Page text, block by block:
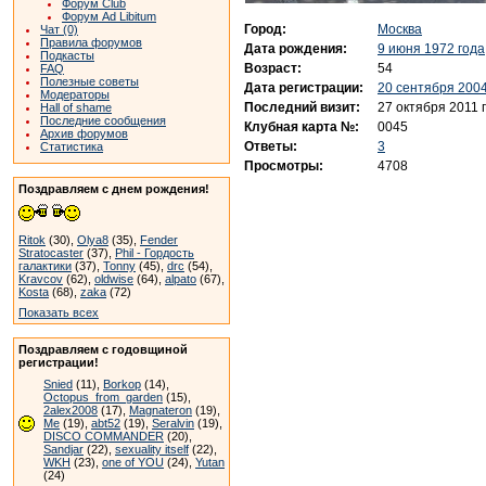
Форум Club
Форум Ad Libitum
Чат (0)
Правила форумов
Подкасты
FAQ
Полезные советы
Модераторы
Hall of shame
Последние сообщения
Архив форумов
Статистика
Поздравляем с днем рождения!
Ritok (30), Olya8 (35), Fender
Stratocaster (37), Phil - Гордость
галактики (37), Tonny (45), drc (54),
Kravcov (62), oldwise (64), alpato (67),
Kosta (68), zaka (72)
Показать всех
Поздравляем с годовщиной
регистрации!
Snied (11), Borkop (14),
Octopus_from_garden (15),
2alex2008 (17), Magnateron (19),
Me (19), abt52 (19), Seralvin (19),
DISCO COMMANDER (20),
Sandjar (22), sexuality itself (22),
WKH (23), one of YOU (24), Yutan
(24)
Город:
Москва
Дата рождения:
9 июня 1972 года
Возраст:
54
Дата регистрации:
20 сентября
Последний визит:
27 октября 2011
Клубная карта №:
0045
Ответы:
3
Просмотры:
4708